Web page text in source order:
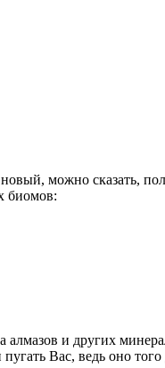
можно сказать,
биомов:
алмазов и других
Вас, ведь оно того